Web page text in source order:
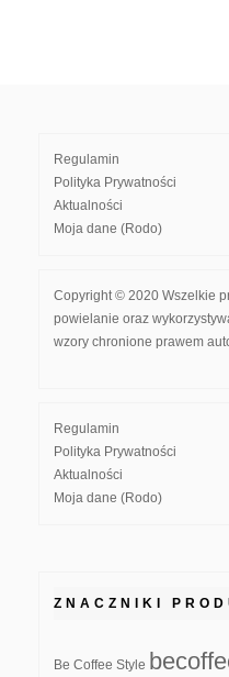
Regulamin
Polityka Prywatności
Aktualności
Moja dane (Rodo)
Copyright © 2020 Wszelkie
powielanie oraz
wzory chronione prawem
Regulamin
Polityka Prywatności
Aktualności
Moja dane (Rodo)
ZNACZNIKI
Be Coffee Style